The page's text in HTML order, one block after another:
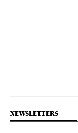
NEWSLETTERS